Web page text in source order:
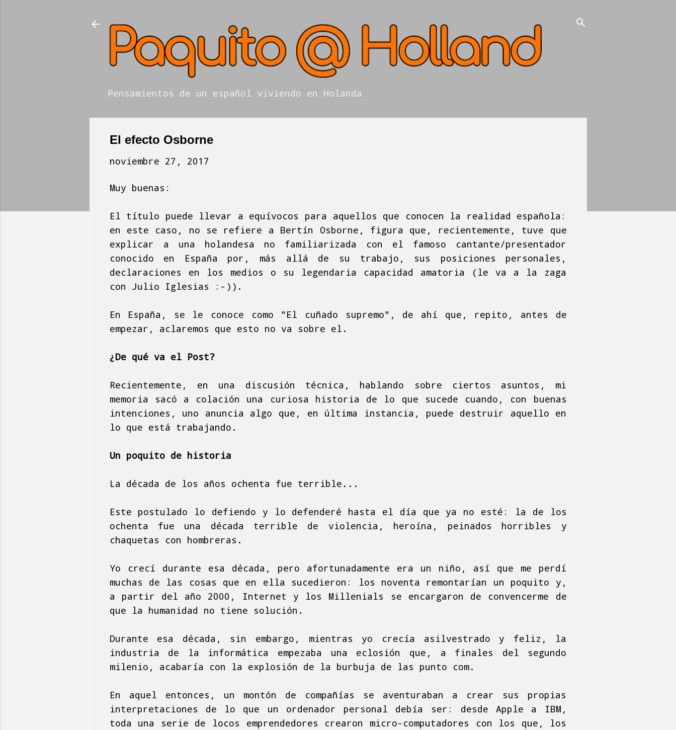
Pensamientos de un español viviendo en Holanda
El efecto Osborne
noviembre 27, 2017
Muy buenas:
El título puede llevar a equívocos para aquellos que conocen la realidad española:
en este caso, no se refiere a Bertín Osborne, figura que, recientemente, tuve que
explicar a una holandesa no familiarizada con el famoso cantante/presentador
conocido en España por, más allá de su trabajo, sus posiciones personales,
declaraciones en los medios o su legendaria capacidad amatoria (le va a la zaga
con Julio Iglesias :-)).
En España, se le conoce como "El cuñado supremo", de ahí que, repito, antes de
empezar, aclaremos que esto no va sobre el.
¿De qué va el Post?
Recientemente, en una discusión técnica, hablando sobre ciertos asuntos, mi
memoria sacó a colación una curiosa historia de lo que sucede cuando, con buenas
intenciones, uno anuncia algo que, en última instancia, puede destruir aquello en
lo que está trabajando.
Un poquito de historia
La década de los años ochenta fue terrible...
Este postulado lo defiendo y lo defenderé hasta el día que ya no esté: la de los
ochenta fue una década terrible de violencia, heroína, peinados horribles y
chaquetas con hombreras.
Yo crecí durante esa década, pero afortunadamente era un niño, así que me perdí
muchas de las cosas que en ella sucedieron: los noventa remontarían un poquito y,
a partir del año 2000, Internet y los Millenials se encargaron de convencerme de
que la humanidad no tiene solución.
Durante esa década, sin embargo, mientras yo crecía asilvestrado y feliz, la
industria de la informática empezaba una eclosión que, a finales del segundo
milenio, acabaría con la explosión de la burbuja de las punto com.
En aquel entonces, un montón de compañías se aventuraban a crear sus propias
interpretaciones de lo que un ordenador personal debía ser: desde Apple a IBM,
toda una serie de locos emprendedores crearon micro-computadores con los que, los